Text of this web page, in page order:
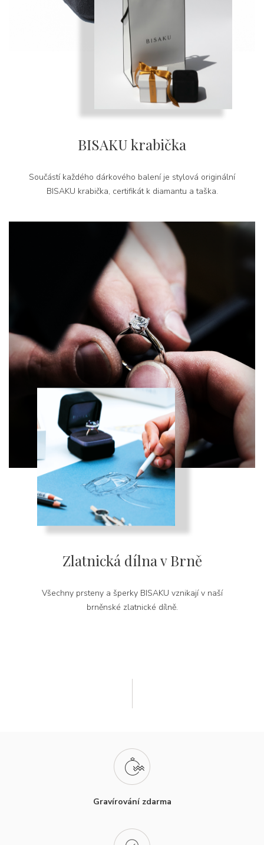
BISAKU krabička
Součástí každého dárkového balení je stylová originální
BISAKU krabička, certifikát k diamantu a taška.
Zlatnická dílna v Brně
Všechny prsteny a šperky BISAKU vznikají v naší
brněnské zlatnické dílně.
Gravírování zdarma